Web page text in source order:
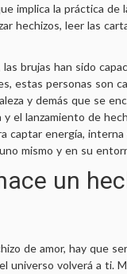
implica la práctica de
hechizos, leer las
brujas han sido
estas personas son
y demás que se
y el lanzamiento de
captar energía,
mismo y en su
un
de amor, hay que
universo volverá a ti.